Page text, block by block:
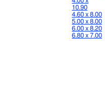
10.90
4.60 х 8.00
5.00 х 8.00
6.00 х 8.20
6.80 х 7.00